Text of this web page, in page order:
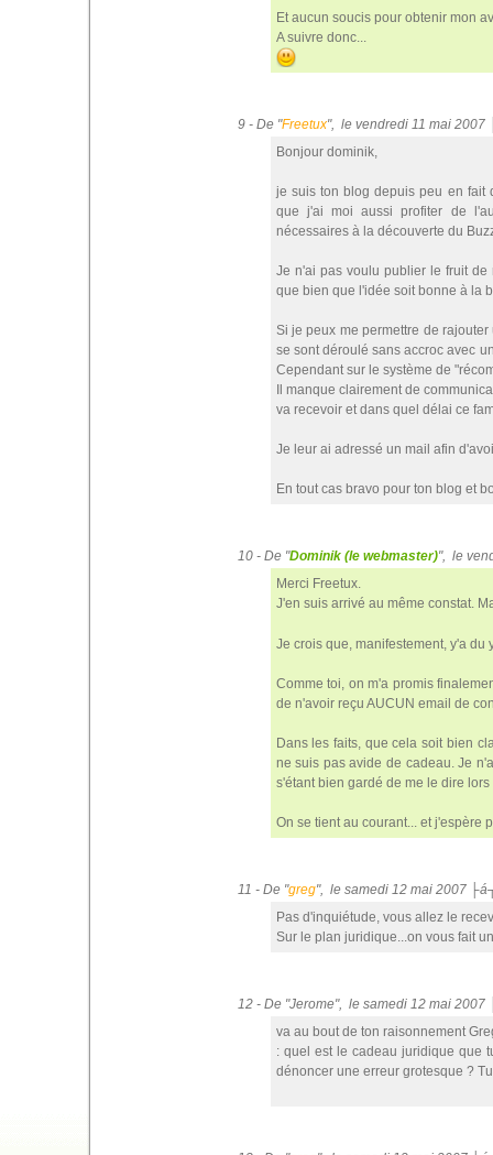
Et aucun soucis pour obtenir mon
A suivre donc...
9 - De "Freetux", le vendredi 11 mai 2007
Bonjour dominik,
je suis ton blog depuis peu en fait
que j'ai moi aussi profiter de
nécessaires à la découverte du
Je n'ai pas voulu publier le fruit de
que bien que l'idée soit bonne à la
Si je peux me permettre de
se sont déroulé sans accroc avec
Cependant sur le système de
Il manque clairement de
va recevoir et dans quel délai ce
Je leur ai adressé un mail afin
En tout cas bravo pour ton blog et
10 - De "Dominik (le webmaster)", le
Merci Freetux.
J'en suis arrivé au même constat.
Je crois que, manifestement, y'a
Comme toi, on m'a promis
de n'avoir reçu AUCUN email de
Dans les faits, que cela soit bien
ne suis pas avide de cadeau. Je
s'étant bien gardé de me le dire
On se tient au courant... et j'espère
11 - De "greg", le samedi 12 mai 2007
Pas d'inquiétude, vous allez le
Sur le plan juridique...on vous fait
12 - De "Jerome", le samedi 12 mai 2007
va au bout de ton raisonnement
: quel est le cadeau juridique que
dénoncer une erreur grotesque ?